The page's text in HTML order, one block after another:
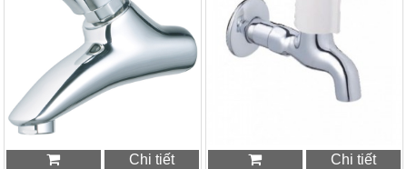
Chi tiết Chi tiết